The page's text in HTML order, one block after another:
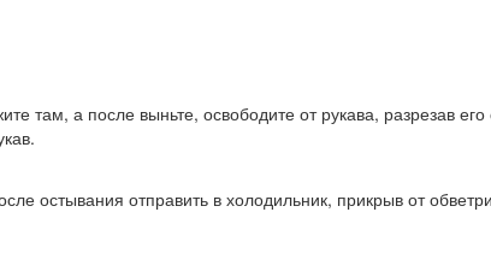
там, а после выньте, освободите от рукава, разрезав
остывания отправить в холодильник, прикрыв от